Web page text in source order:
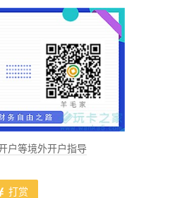
户等境外开户指导
打赏